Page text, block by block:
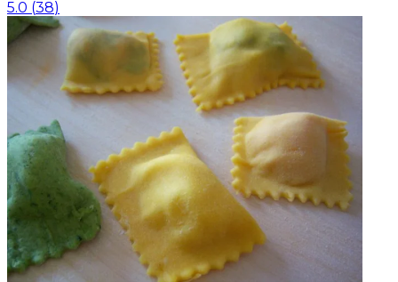
5.0 (38)